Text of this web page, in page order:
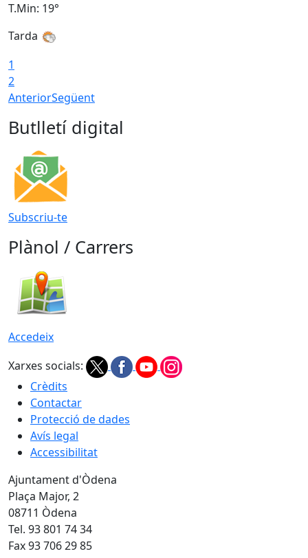
T.Min: 19°
Tarda
1
2
AnteriorSegüent
Butlletí digital
Subscriu-te
Plànol / Carrers
Accedeix
Xarxes socials:
Crèdits
Contactar
Protecció de dades
Avís legal
Accessibilitat
Ajuntament d'Òdena
Plaça Major, 2
08711 Òdena
Tel. 93 801 74 34
Fax 93 706 29 85